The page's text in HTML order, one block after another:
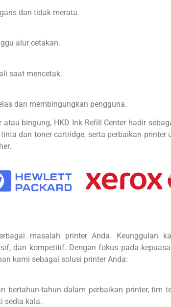
dan tidak merata.
alur cetakan.
saat mencetak.
dan membingungkan pengguna.
bingung, HKD Ink Refill Center hadir
dan toner cartridge, serta perbaikan printer
masalah printer Anda. Keunggulan
dan kompetitif. Dengan fokus pada
kami sebagai solusi printer Anda:
bertahun-tahun dalam perbaikan printer, tim
sedia kala.